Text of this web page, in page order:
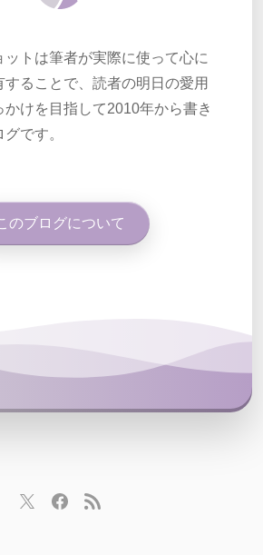
ットは筆者が実際に使って心に
ることで、読者の明日の愛用
けを目指して2010年から書き
です。
のブログについて